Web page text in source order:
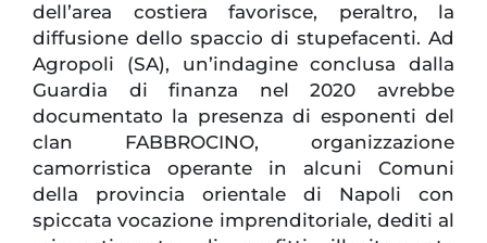
dell’area costiera favorisce, peraltro, la
diffusione dello spaccio di stupefacenti. Ad
Agropoli (SA), un’indagine conclusa dalla
Guardia di finanza nel 2020 avrebbe
documentato la presenza di esponenti del
clan FABBROCINO, organizzazione
camorristica operante in alcuni Comuni
della provincia orientale di Napoli con
spiccata vocazione imprenditoriale, dediti al